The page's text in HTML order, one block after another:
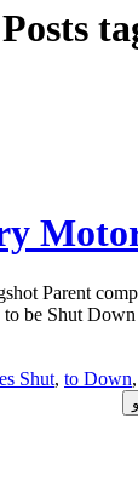
Posts
Parent
Shut Down
Shut, to Down,